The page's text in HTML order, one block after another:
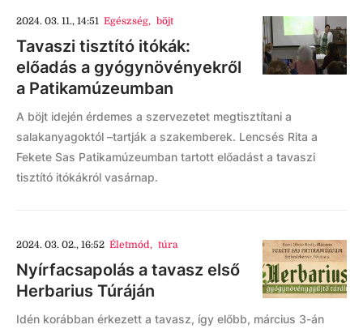
2024. 03. 11., 14:51 Egészség, böjt
Tavaszi tisztító itókák:
előadás a gyógynövényekről
a Patikamúzeumban
A böjt idején érdemes a szervezetet megtisztítani a
salakanyagoktól –tartják a szakemberek. Lencsés Rita a
Fekete Sas Patikamúzeumban tartott előadást a tavaszi
tisztító itókákról vasárnap.
2024. 03. 02., 16:52 Életmód, túra
Nyírfacsapolás a tavasz első
Herbarius Túráján
Idén korábban érkezett a tavasz, így előbb, március 3-án